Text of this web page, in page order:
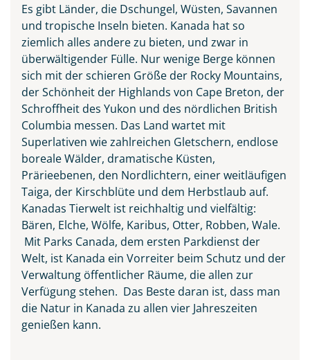
Es gibt Länder, die Dschungel, Wüsten, Savannen
und tropische Inseln bieten. Kanada hat so
ziemlich alles andere zu bieten, und zwar in
überwältigender Fülle. Nur wenige Berge können
sich mit der schieren Größe der Rocky Mountains,
der Schönheit der Highlands von Cape Breton, der
Schroffheit des Yukon und des nördlichen British
Columbia messen. Das Land wartet mit
Superlativen wie zahlreichen Gletschern, endlose
boreale Wälder, dramatische Küsten,
Prärieebenen, den Nordlichtern, einer weitläufigen
Taiga, der Kirschblüte und dem Herbstlaub auf.
Kanadas Tierwelt ist reichhaltig und vielfältig:
Bären, Elche, Wölfe, Karibus, Otter, Robben, Wale.
Mit Parks Canada, dem ersten Parkdienst der
Welt, ist Kanada ein Vorreiter beim Schutz und der
Verwaltung öffentlicher Räume, die allen zur
Verfügung stehen. Das Beste daran ist, dass man
die Natur in Kanada zu allen vier Jahreszeiten
genießen kann.